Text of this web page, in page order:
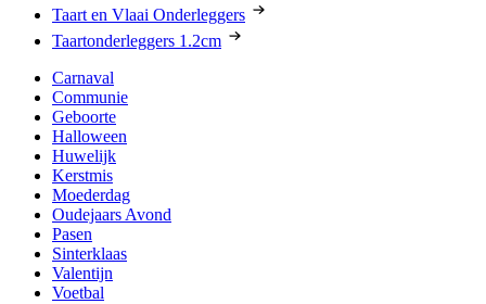
Taart en Vlaai Onderleggers
Taartonderleggers 1.2cm
Carnaval
Communie
Geboorte
Halloween
Huwelijk
Kerstmis
Moederdag
Oudejaars Avond
Pasen
Sinterklaas
Valentijn
Voetbal